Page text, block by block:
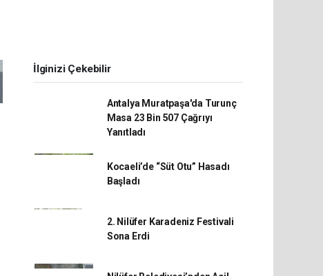
İlginizi Çekebilir
Antalya Muratpaşa'da Turunç
Masa 23 Bin 507 Çağrıyı
Yanıtladı
Kocaeli’de “Süt Otu” Hasadı
Başladı
2. Nilüfer Karadeniz Festivali
Sona Erdi